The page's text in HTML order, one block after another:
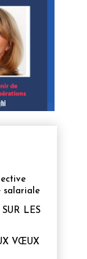
salariale
LES
VŒUX